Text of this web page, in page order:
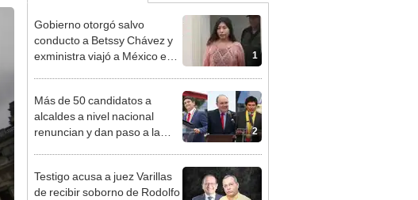
1
Gobierno otorgó salvo
conducto a Betssy Chávez y
exministra viajó a México en
2
Más de 50 candidatos a
alcaldes a nivel nacional
renuncian y dan paso a la
Testigo acusa a juez Varillas
de recibir soborno de Rodolfo